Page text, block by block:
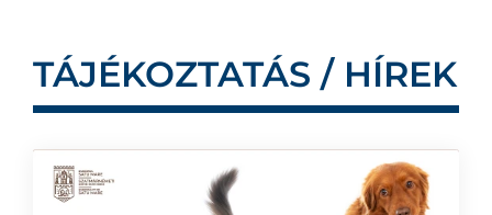
TÁJÉKOZTATÁS / HÍREK